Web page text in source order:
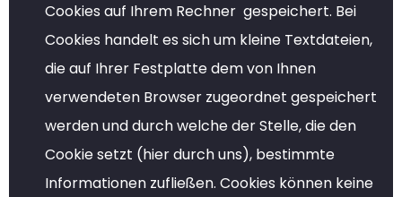
Cookies auf Ihrem Rechner gespeichert. Bei
Cookies handelt es sich um kleine Textdateien,
die auf Ihrer Festplatte dem von Ihnen
verwendeten Browser zugeordnet gespeichert
werden und durch welche der Stelle, die den
Cookie setzt (hier durch uns), bestimmte
Informationen zufließen. Cookies können keine